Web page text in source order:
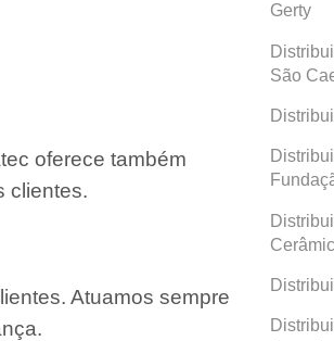
oferece também
clientes.
Atuamos sempre
Gerty
São